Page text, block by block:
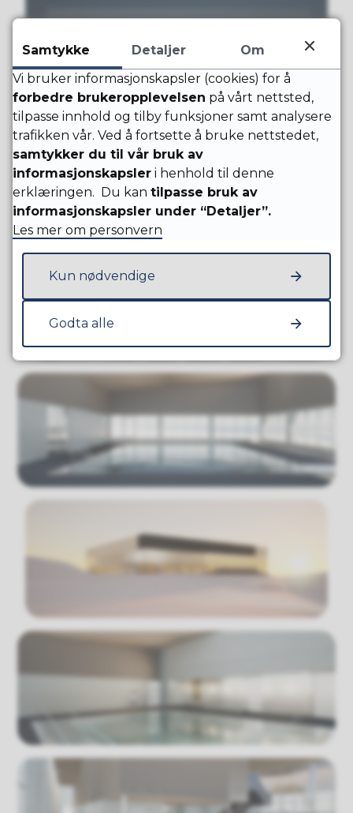
Samtykke Detaljer
Om
Vi bruker informasjonskapsler (cookies) for å
forbedre brukeropplevelsen på vårt nettsted,
tilpasse innhold og tilby funksjoner samt analysere
trafikken vår. Ved å fortsette å bruke nettstedet,
samtykker du til vår bruk av
informasjonskapsler i henhold til denne
erklæringen. Du kan tilpasse bruk av
informasjonskapsler under “Detaljer”.
Les mer om personvern
Kun nødvendige
Godta alle